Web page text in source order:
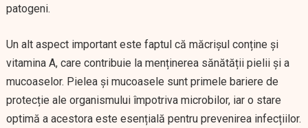
patogeni.
Un alt aspect important este faptul că măcrișul conține și
vitamina A, care contribuie la menținerea sănătății pielii și a
mucoaselor. Pielea și mucoasele sunt primele bariere de
protecție ale organismului împotriva microbilor, iar o stare
optimă a acestora este esențială pentru prevenirea infecțiilor.